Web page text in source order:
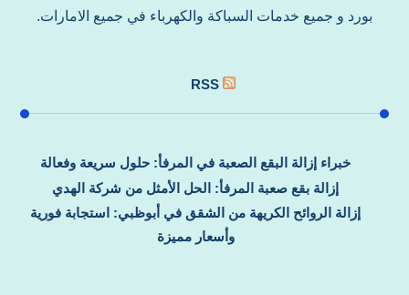
بورد و جميع خدمات السباكة والكهرباء في جميع الامارات.
RSS
خبراء إزالة البقع الصعبة في المرفأ: حلول سريعة وفعالة
إزالة بقع صعبة المرفأ: الحل الأمثل من شركة الهدي
إزالة الروائح الكريهة من الشقق في أبوظبي: استجابة فورية
وأسعار مميزة